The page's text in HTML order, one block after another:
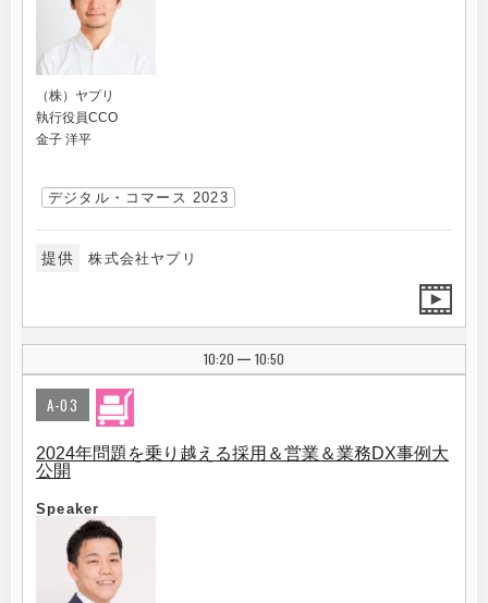
（株）ヤプリ
執行役員CCO
金子 洋平
デジタル・コマース 2023
提供 株式会社ヤプリ
10:20 | 10:50
A-03
2024年問題を乗り越える採用＆営業＆業務DX事例大
公開
Speaker